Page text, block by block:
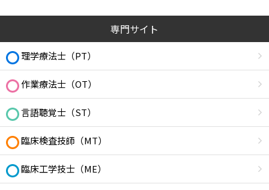
専門サイト
理学療法士（PT）
作業療法士（OT）
言語聴覚士（ST）
臨床検査技師（MT）
臨床工学技士（ME）